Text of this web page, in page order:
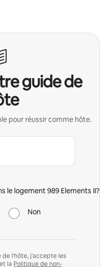
guide de
pour réussir comme hôte.
le logement 989 Elements II?
Non
de l'hôte, j'accepte les
et la Politique de non-